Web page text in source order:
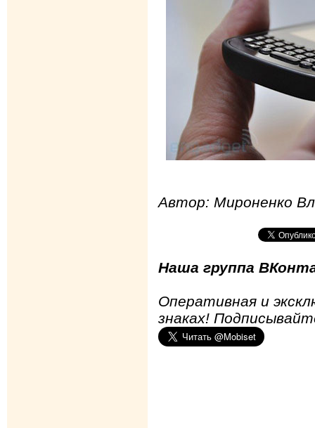
Автор: Мироненко
Наша группа
Оперативная и
знаках!